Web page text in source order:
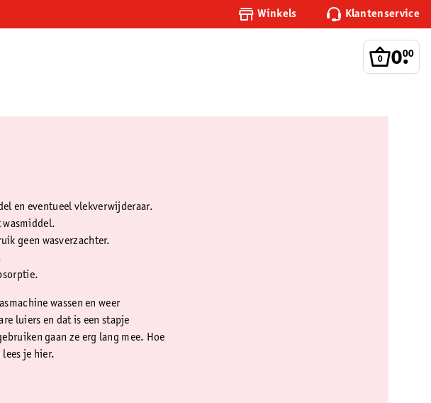
Winkels Klantenservice
0.
00
en eventueel vlekverwijderaar.
wasmiddel.
geen wasverzachter.
wassen en weer
luiers en dat is een stapje
gaan ze erg lang mee. Hoe
je hier.